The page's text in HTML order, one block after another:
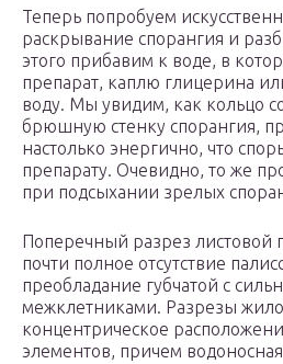
Теперь попробуем
раскрывание спорангия и
этого прибавим к воде, в
препарат, каплю глицерина
воду. Мы увидим, как кольцо
брюшную стенку спорангия,
настолько энергично, что
препарату. Очевидно, то же
при подсыхании зрелых
Поперечный разрез листовой
почти полное отсутствие
преобладание губчатой с
межклетниками. Разрезы
концентрическое
элементов, причем